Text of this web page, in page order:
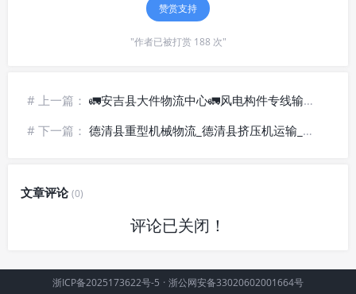
赞赏支持
"作者已被打赏 188 次"
# 上一篇： 🚛安吉县大件物流中心🚛风电构件专线输送-全程安保
# 下一篇： 德清县重型机械物流_德清县挤压机运输_德清县风机设备托运 ❂护送承运
文章评论(0)
评论已关闭！
浙ICP备2025173622号-5 · 浙公网安备33020602001664号